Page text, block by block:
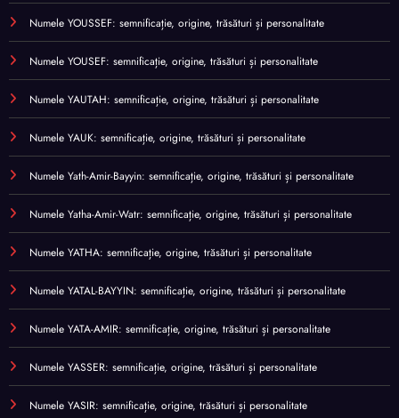
Numele YOUSSEF: semnificație, origine, trăsături și personalitate
Numele YOUSEF: semnificație, origine, trăsături și personalitate
Numele YAUTAH: semnificație, origine, trăsături și personalitate
Numele YAUK: semnificație, origine, trăsături și personalitate
Numele Yath-Amir-Bayyin: semnificație, origine, trăsături și personalitate
Numele Yatha-Amir-Watr: semnificație, origine, trăsături și personalitate
Numele YATHA: semnificație, origine, trăsături și personalitate
Numele YATAL-BAYYIN: semnificație, origine, trăsături și personalitate
Numele YATA-AMIR: semnificație, origine, trăsături și personalitate
Numele YASSER: semnificație, origine, trăsături și personalitate
Numele YASIR: semnificație, origine, trăsături și personalitate